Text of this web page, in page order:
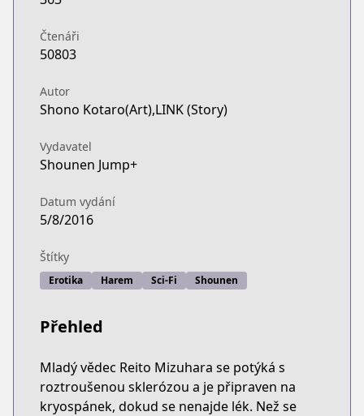
Čtenáři
50803
Autor
Shono Kotaro(Art),LINK (Story)
Vydavatel
Shounen Jump+
Datum vydání
5/8/2016
Štítky
Erotika Harem Sci-Fi Shounen
Přehled
Mladý vědec Reito Mizuhara se potýká s
roztroušenou sklerózou a je připraven na
kryospánek, dokud se nenajde lék. Než se